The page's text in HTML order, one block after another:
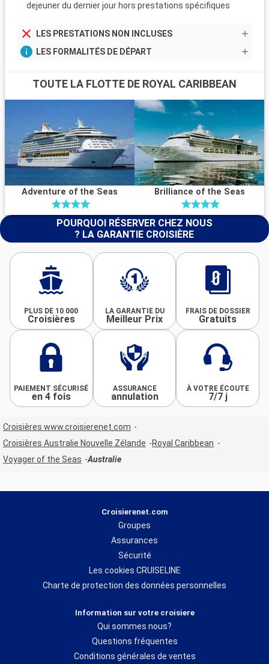
dejeuner du dernier jour hors prestations spécifiques
LES PRESTATIONS NON INCLUSES
LES FORMALITÉS DE DÉPART
TOUTE LA FLOTTE DE ROYAL CARIBBEAN
Adventure of the Seas Brilliance of the Seas
POURQUOI RÉSERVER CHEZ NOUS
? LA GARANTIE CROISIÈRE
PLUS DE 10 000
Croisières
LA GARANTIE DU
Meilleur Prix
FRAIS DE DOSSIER
Gratuits
PAIEMENT SÉCURISÉ
en 4 fois
ASSURANCE
annulation
À VOTRE ÉCOUTE
7/7 j
Croisières www.croisierenet.com
Croisières Australie Nouvelle Zélande
Royal Caribbean
Voyager of the Seas
Australie
Croisierenet.com
Groupes
Assurances
Sécurité
Les cookies CRUISELINE
Charte de protection des données personnelles
Information sur votre croisiere
Qui sommes nous?
Questions fréquentes
Conditions générales de ventes